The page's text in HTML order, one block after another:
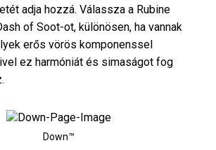
adja hozzá. Válassza a Rubine
of Soot-ot, különösen, ha vannak
erős vörös komponenssel
ez harmóniát és simaságot fog
Down™